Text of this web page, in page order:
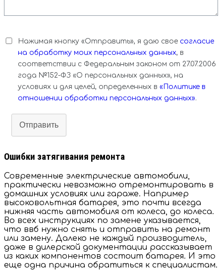
Нажимая кнопку «Отправить», я даю свое согласие
на обработку моих персональных данных, в
соответствии с Федеральным законом от 27.07.2006
года №152-ФЗ «О персональных данных», на
условиях и для целей, определенных в «Политике в
отношении обработки персональных данных».
Отправить
Ошибки затягивания ремонта
Современные электрические автомобили,
практически невозможно отремонтировать в
домашних условиях или гараже. Например
высоковольтная батарея, это почти всегда
нижняя часть автомобиля от колеса, до колеса.
Во всех инструкциях по замене указывается,
что ввб нужно снять и отправить на ремонт
или замену. Далеко не каждый производитель,
даже в дилерской документации рассказывает
из каких компонентов состоит батарея. И это
еще одна причина обратиться к специалистам.